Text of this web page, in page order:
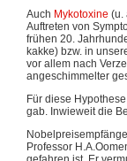
Auch Mykotoxine (u.
Auftreten von
frühen 20.
kakke) bzw. in
vor allem nach
angeschimmelter
Für diese
gab. Inwieweit die
Professor